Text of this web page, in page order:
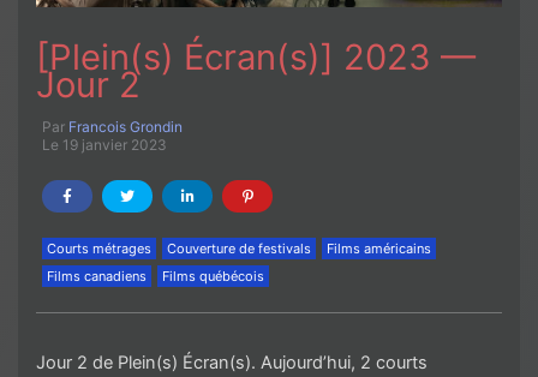
[Plein(s) Écran(s)] 2023 —
Jour 2
Par Francois Grondin
Le 19 janvier 2023
Courts métrages Couverture de festivals
Films américains
Films canadiens
Films québécois
Jour 2 de Plein(s) Écran(s). Aujourd’hui, 2 courts